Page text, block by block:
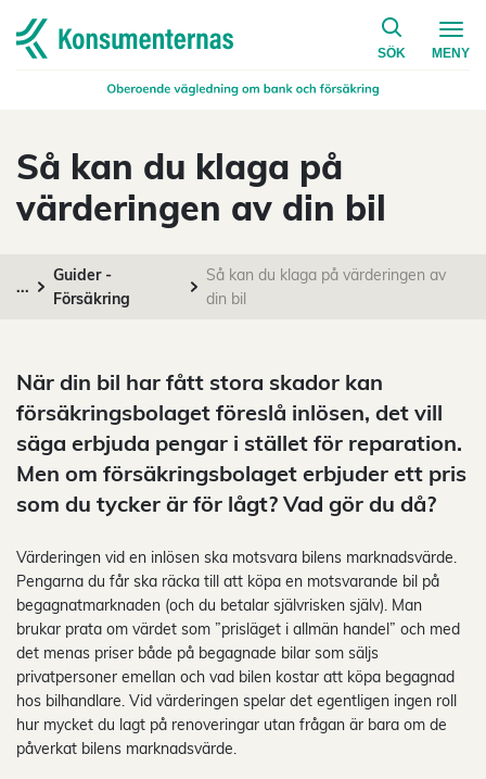
Navigera till startsidan
SÖK
på
MENY
Så kan du klaga på
värderingen av din bil
...
Guider -
Försäkring
Så kan du klaga på värderingen av
din bil
När din bil har fått stora skador kan
försäkringsbolaget föreslå inlösen, det vill
säga erbjuda pengar i stället för reparation.
Men om försäkringsbolaget erbjuder ett pris
som du tycker är för lågt? Vad gör du då?
Värderingen vid en inlösen ska motsvara bilens marknadsvärde.
Pengarna du får ska räcka till att köpa en motsvarande bil på
begagnatmarknaden (och du betalar självrisken själv). Man
brukar prata om värdet som ”prisläget i allmän handel” och med
det menas priser både på begagnade bilar som säljs
privatpersoner emellan och vad bilen kostar att köpa begagnad
hos bilhandlare. Vid värderingen spelar det egentligen ingen roll
hur mycket du lagt på renoveringar utan frågan är bara om de
påverkat bilens marknadsvärde.